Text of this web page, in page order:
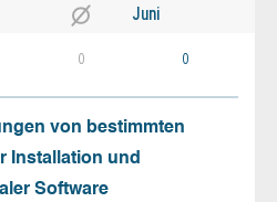
Juni
0 0
von bestimmten
Installation und
Software